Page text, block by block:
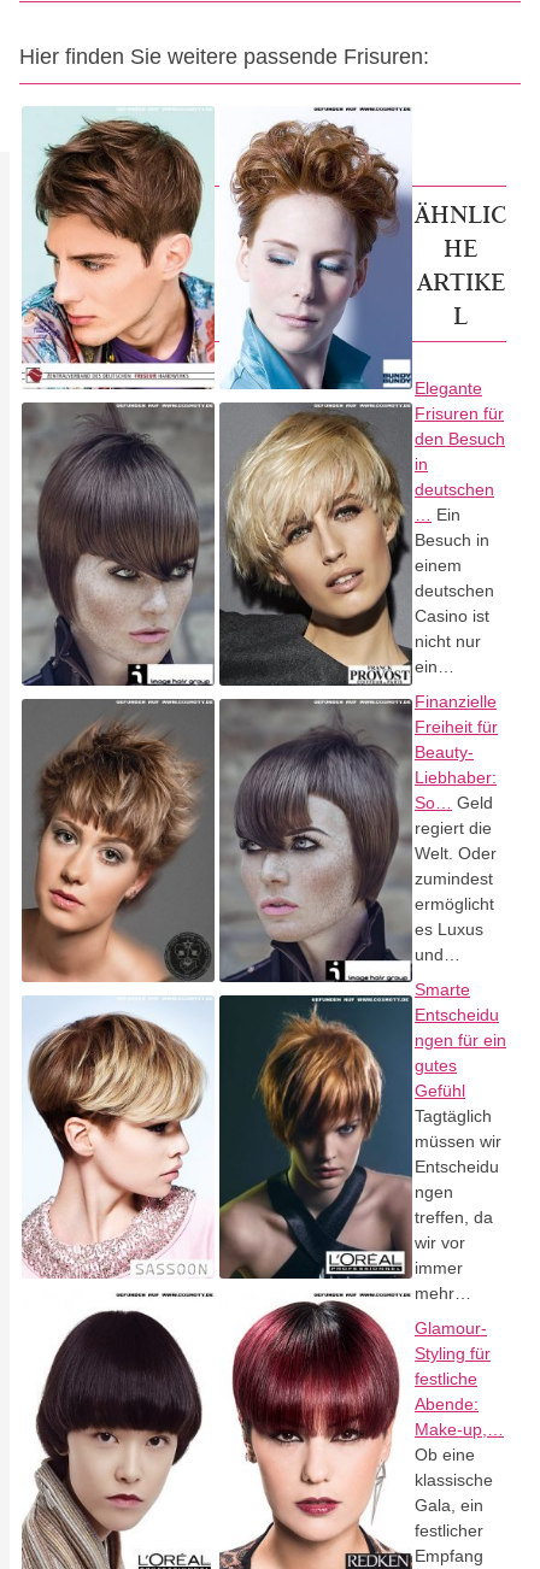
Hier finden Sie weitere passende Frisuren:
ÄHNLIC
HE
ARTIKE
L
Elegante
Frisuren für
den Besuch
in
deutschen
Ein
Besuch in
einem
deutschen
Casino ist
nicht nur
ein…
Finanzielle
Freiheit für
Beauty-
Liebhaber:
So…
Geld
regiert die
Welt. Oder
zumindest
ermöglicht
es Luxus
und…
Smarte
Entscheidu
ngen für ein
gutes
Gefühl
Tagtäglich
müssen wir
Entscheidu
ngen
treffen, da
wir vor
immer
mehr…
Glamour-
Styling für
festliche
Abende:
Make-up,…
Ob eine
klassische
Gala, ein
festlicher
Empfang